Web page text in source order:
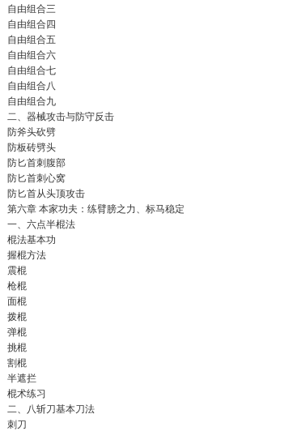
自由组合三
自由组合四
自由组合五
自由组合六
自由组合七
自由组合八
自由组合九
二、器械攻击与防守反击
防斧头砍劈
防板砖劈头
防匕首刺腹部
防匕首刺心窝
防匕首从头顶攻击
第六章 本家功夫：练臂膀之力、标马稳定
一、六点半棍法
棍法基本功
握棍方法
震棍
枪棍
面棍
拨棍
弹棍
挑棍
割棍
半遮拦
棍术练习
二、八斩刀基本刀法
刺刀